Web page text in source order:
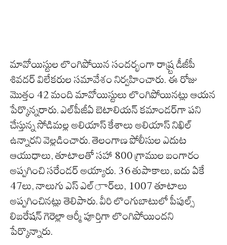
మావోయిస్టుల లొంగిపోయిన సంద‌ర్భంగా రాష్ర్ట డీజీపీ
శివ‌ద‌ర్ విలేక‌రుల స‌మావేశం నిర్వ‌హించారు. ఈ రోజు
మొత్తం 42 మంది మావోయిస్టులు లొంగిపోయిన‌ట్లు ఆయ‌న
పేర్కొన్న‌రారు. ఎల్‌పీజీఏ బెటాలియ‌న్ క‌మాండ‌ర్‌గా ప‌ని
చేస్తున్న సోడిమ‌ల్ల అలియాస్ కేశాలు అలియాస్ నిఖిల్
ఉన్నార‌ని వెల్ల‌డించారు. తెలంగాణ పోలీసుల ఎదుట
ఆయుధాలు, తూటాల‌తో స‌హా 800 గ్రాముల బంగారం
అప్ప‌గించి స‌రేండ‌ర్ అయ్యారు. 36 తుపాకాలు, ఐదు ఏకే
47లు, నాలుగు ఎస్ ఎల్ార్‌లు, 1007 తూటాలు
అప్ప‌గించిన‌ట్లు తెలిపారు. వీరి లొంగుబాటులో పీపుల్స్
లిబ‌రేష‌న్ గెరెల్లా ఆర్మీ పూర్తిగా లొంగిపోయింద‌ని
పేర్కొన్నారు.